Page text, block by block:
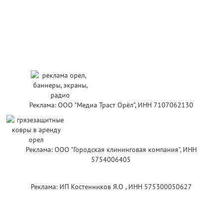
Реклама: ООО "Медиа Траст Орёл", ИНН 7107062130
Реклама: ООО "Городская клининговая компания", ИНН
5754006405
Реклама: ИП Костенников Я.О , ИНН 575300050627